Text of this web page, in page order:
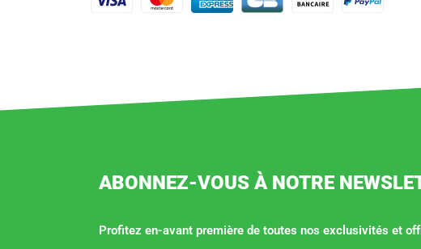
ABONNEZ-VOUS À NOTRE
Profitez en-avant première de toutes nos exclusivités et